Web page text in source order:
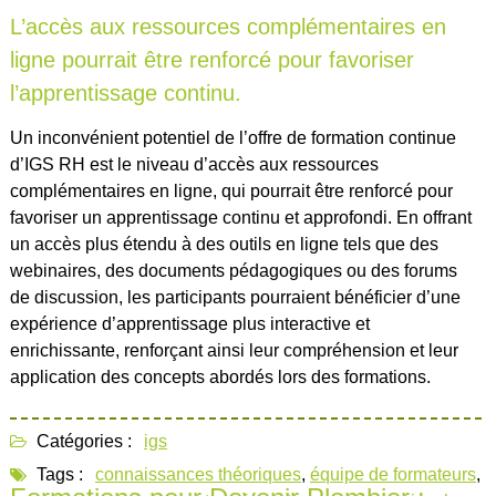
L’accès aux ressources complémentaires en
ligne pourrait être renforcé pour favoriser
l’apprentissage continu.
Un inconvénient potentiel de l’offre de formation continue
d’IGS RH est le niveau d’accès aux ressources
complémentaires en ligne, qui pourrait être renforcé pour
favoriser un apprentissage continu et approfondi. En offrant
un accès plus étendu à des outils en ligne tels que des
webinaires, des documents pédagogiques ou des forums
de discussion, les participants pourraient bénéficier d’une
expérience d’apprentissage plus interactive et
enrichissante, renforçant ainsi leur compréhension et leur
application des concepts abordés lors des formations.
Catégories :
igs
Tags :
connaissances théoriques, équipe de formateurs,